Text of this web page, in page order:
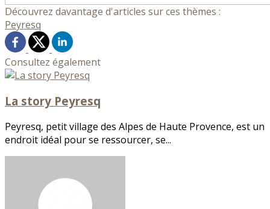
Découvrez davantage d'articles sur ces thèmes :
Peyresq
Consultez également
La story Peyresq
Peyresq, petit village des Alpes de Haute Provence, est un
endroit idéal pour se ressourcer, se...